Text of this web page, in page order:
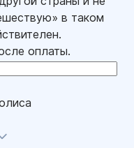
в таком
оплаты.